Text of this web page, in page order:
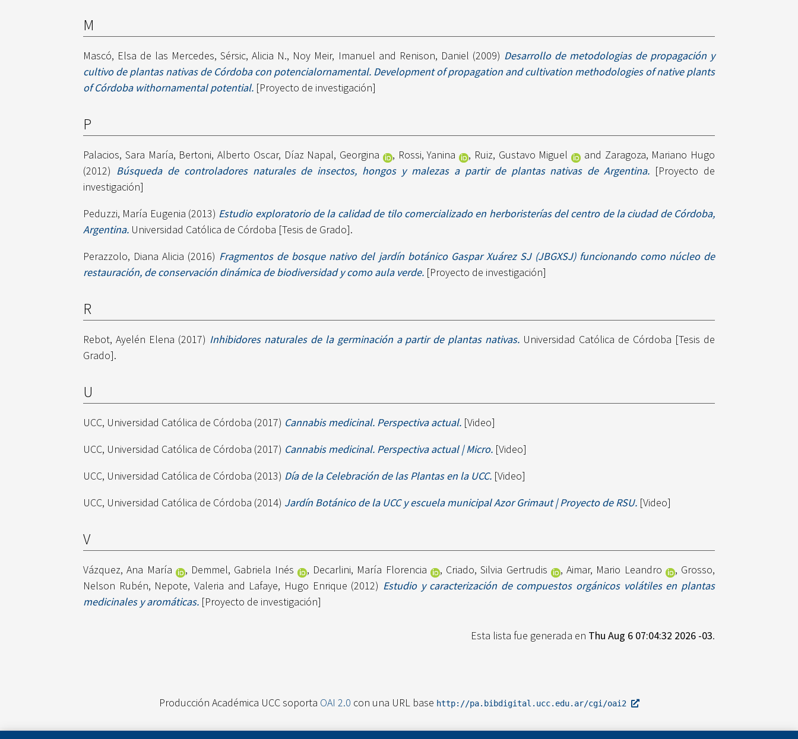
M
Mascó, Elsa de las Mercedes,Sérsic, Alicia N., Noy Meir, Imanuel and Renison, Daniel (2009) Desarrollo de metodologias de propagación y
cultivo de plantas nativas de Córdoba con potencialornamental. Development of propagation and cultivation methodologies of native plants
of Córdoba withornamental potential. [Proyecto de investigación]
P
Palacios, Sara María, Bertoni, Alberto Oscar, Díaz Napal, Georgina , Rossi, Yanina , Ruiz, Gustavo Miguel and Zaragoza, Mariano Hugo
(2012) Búsqueda de controladores naturales de insectos, hongos y malezas a partir de plantas nativas de Argentina. [Proyecto de
investigación]
Peduzzi, María Eugenia (2013) Estudio exploratorio de la calidad de tilo comercializado en herboristerías del centro de la ciudad de Córdoba,
Argentina. Universidad Católica de Córdoba [Tesis de Grado].
Perazzolo, Diana Alicia (2016) Fragmentos de bosque nativo del jardín botánico Gaspar Xuárez SJ (JBGXSJ) funcionando como núcleo de
restauración, de conservación dinámica de biodiversidad y como aula verde. [Proyecto de investigación]
R
Rebot, Ayelén Elena (2017) Inhibidores naturales de la germinación a partir de plantas nativas. Universidad Católica de Córdoba [Tesis de
Grado].
U
UCC, Universidad Católica de Córdoba (2017) Cannabis medicinal. Perspectiva actual. [Video]
UCC, Universidad Católica de Córdoba (2017) Cannabis medicinal. Perspectiva actual | Micro. [Video]
UCC, Universidad Católica de Córdoba (2013) Día de la Celebración de las Plantas en la UCC. [Video]
UCC, Universidad Católica de Córdoba (2014) Jardín Botánico de la UCC y escuela municipal Azor Grimaut | Proyecto de RSU. [Video]
V
Vázquez, Ana María , Demmel, Gabriela Inés , Decarlini, María Florencia , Criado, Silvia Gertrudis , Aimar, Mario Leandro , Grosso,
Nelson Rubén, Nepote, Valeria and Lafaye, Hugo Enrique (2012) Estudio y caracterización de compuestos orgánicos volátiles en plantas
medicinales y aromáticas. [Proyecto de investigación]
Esta lista fue generada en Thu Aug 6 07:04:32 2026 -03.
Producción Académica UCC soporta OAI 2.0 con una URL base http://pa.bibdigital.ucc.edu.ar/cgi/oai2